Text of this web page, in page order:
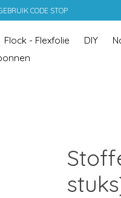
CODE STOP
Flock - Flexfolie DIY